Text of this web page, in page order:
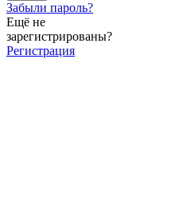
Забыли пароль?
Ещё не
зарегистрированы?
Регистрация